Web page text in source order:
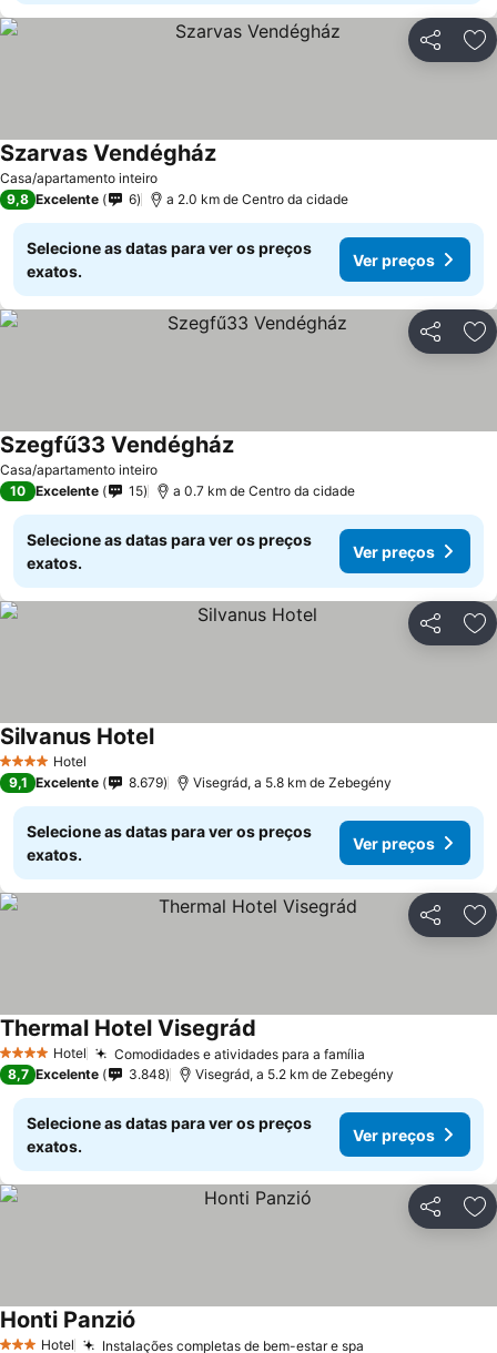
Partilhar
Casa/apartamento inteiro
Szarvas Vendégház
9,8 Excelente 6 a 2.0 km de Centro da cidade
Selecione as datas para ver os preços
exatos.
Ver preços
Partilhar
Casa/apartamento inteiro
Szegfű33 Vendégház
10 Excelente 15 a 0.7 km de Centro da cidade
Selecione as datas para ver os preços
exatos.
Ver preços
Partilhar
4 EstrelasHotel
Silvanus Hotel
9,1 Excelente 8.679 Visegrád, a 5.8 km de Zebegény
Selecione as datas para ver os preços
exatos.
Ver preços
Partilhar
4 EstrelasHotel Comodidades e atividades para a família
Thermal Hotel Visegrád
8,7 Excelente 3.848 Visegrád, a 5.2 km de Zebegény
Selecione as datas para ver os preços
exatos.
Ver preços
Partilhar
Hotel Instalações completas de bem-estar e spa
Honti Panzió